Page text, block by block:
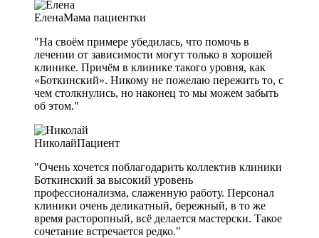
ЕленаМама пациентки
"На своём примере убедилась, что помочь в
лечении от зависимости могут только в хорошей
клинике. Причём в клинике такого уровня, как
«Боткинский». Никому не пожелаю пережить то, с
чем столкнулись, но наконец то мы можем забыть
об этом."
НиколайПациент
"Очень хочется поблагодарить коллектив клиники
Боткинский за высокий уровень
профессионализма, слаженную работу. Персонал
клиники очень деликатный, бережный, в то же
время расторопный, всё делается мастерски. Такое
сочетание встречается редко."